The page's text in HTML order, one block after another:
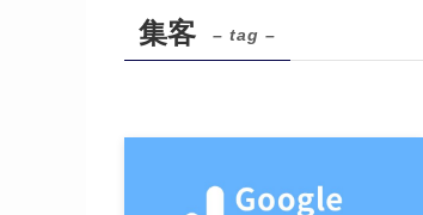
集客 – tag –